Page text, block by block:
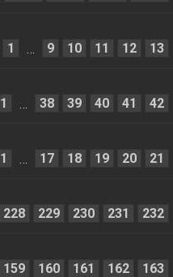
1 9 10 11 12 13
1 38 39 40 41 42
1 17 18 19 20 21
228 229 230 231 232
159 160 161 162 163